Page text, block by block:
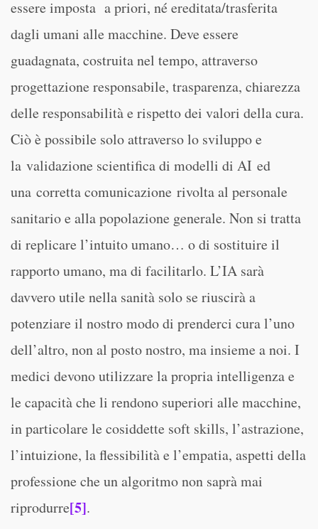
essere imposta a priori, né ereditata/trasferita
dagli umani alle macchine. Deve essere
guadagnata, costruita nel tempo, attraverso
progettazione responsabile, trasparenza, chiarezza
delle responsabilità e rispetto dei valori della cura.
Ciò è possibile solo attraverso lo sviluppo e
la validazione scientifica di modelli di AI ed
una corretta comunicazione rivolta al personale
sanitario e alla popolazione generale. Non si tratta
di replicare l’intuito umano… o di sostituire il
rapporto umano, ma di facilitarlo. L’IA sarà
davvero utile nella sanità solo se riuscirà a
potenziare il nostro modo di prenderci cura l’uno
dell’altro, non al posto nostro, ma insieme a noi. I
medici devono utilizzare la propria intelligenza e
le capacità che li rendono superiori alle macchine,
in particolare le cosiddette soft skills, l’astrazione,
l’intuizione, la flessibilità e l’empatia, aspetti della
professione che un algoritmo non saprà mai
riprodurre[5].